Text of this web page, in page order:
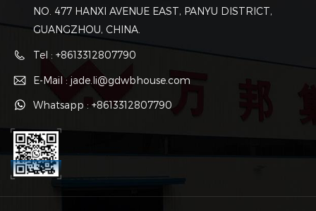
NO. 477 HANXI AVENUE EAST, PANYU DISTRICT,
GUANGZHOU, CHINA.
Tel : +8613312807790
E-Mail : jade.li@gdwbhouse.com
Whatsapp : +8613312807790